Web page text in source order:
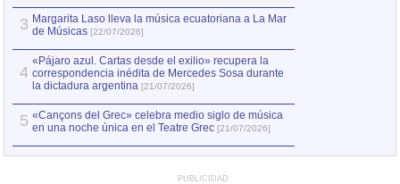
3 Margarita Laso lleva la música ecuatoriana a La Mar
de Músicas [22/07/2026]
4
«Pájaro azul. Cartas desde el exilio» recupera la
correspondencia inédita de Mercedes Sosa durante
la dictadura argentina [21/07/2026]
5 «Cançons del Grec» celebra medio siglo de música
en una noche única en el Teatre Grec [21/07/2026]
PUBLICIDAD